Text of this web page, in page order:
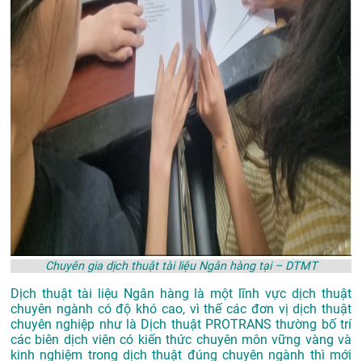
Chuyên gia dịch thuật tài liệu Ngân hàng tại – DTMT
Dịch thuật tài liệu Ngân hàng là một lĩnh vực dịch thuật
chuyên ngành có độ khó cao, vì thế các đơn vị dịch thuật
chuyên nghiệp như là Dịch thuật PROTRANSthường bố trí
các biên dịch viên có kiến thức chuyên môn vững vàng và
kinh nghiệm trong dịch thuật đúng chuyên ngành thì mới